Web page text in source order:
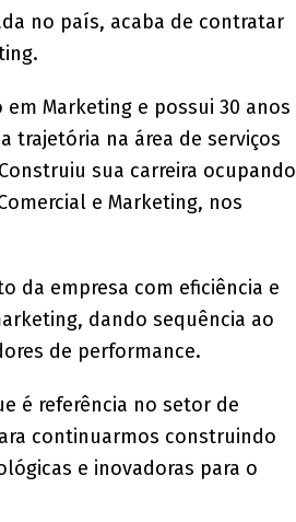
no país, acaba de contratar
Marketing e possui 30 anos
trajetória na área de serviços
sua carreira ocupando
e Marketing, nos
da empresa com eficiência e
dando sequência ao
de performance.
é referência no setor de
continuarmos construindo
e inovadoras para o